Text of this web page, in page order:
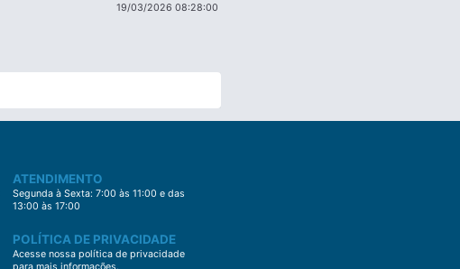
19/03/2026 08:28:00
ATENDIMENTO
Segunda à Sexta: 7:00 às 11:00 e das
13:00 às 17:00
POLÍTICA DE PRIVACIDADE
Acesse nossa política de privacidade
para mais informações.